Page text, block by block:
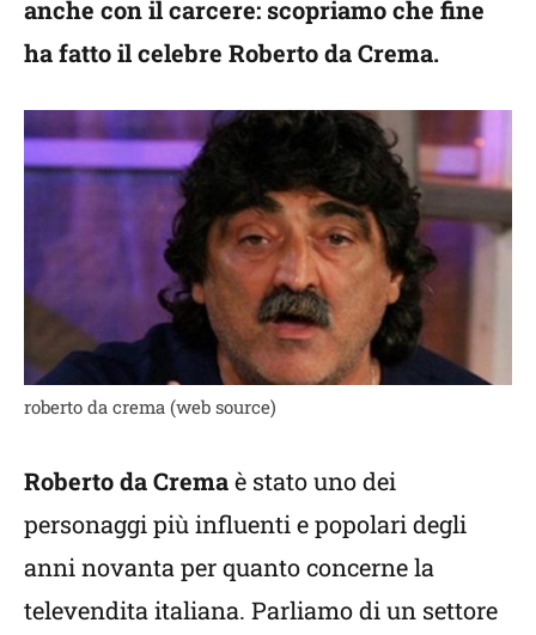
anche con il carcere: scopriamo che fine
ha fatto il celebre Roberto da Crema.
roberto da crema (web source)
Roberto da Cremaè stato uno dei
personaggi più influenti e popolari degli
anni novanta per quanto concerne la
televendita italiana. Parliamo di un settore